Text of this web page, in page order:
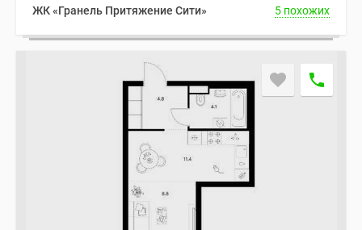
ЖК «Гранель Притяжение Сити»
5 похожих